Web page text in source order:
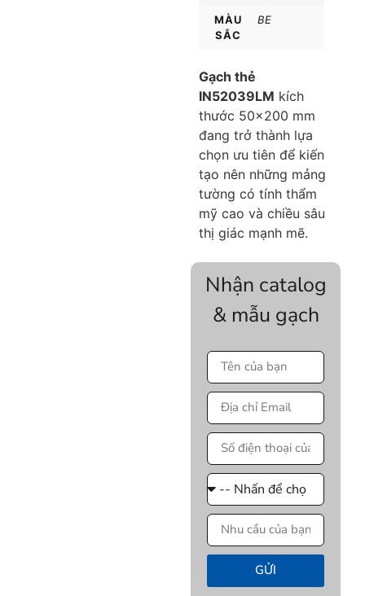
MÀU
SẮC
BE
Gạch thẻ
IN52039LM kích
thước 50×200 mm
đang trở thành lựa
chọn ưu tiên để kiến
tạo nên những mảng
tường có tính thẩm
mỹ cao và chiều sâu
thị giác mạnh mẽ.
Nhận catalog
& mẫu gạch
GỬI